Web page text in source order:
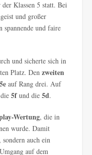
Klassen 5 statt. Bei
und großer
spannende und faire
und sicherte sich in
Platz. Den zweiten
5e auf Rang drei. Auf
5fund die 5d.
Wertung, die in
wurde. Damit
auch ein
auf dem